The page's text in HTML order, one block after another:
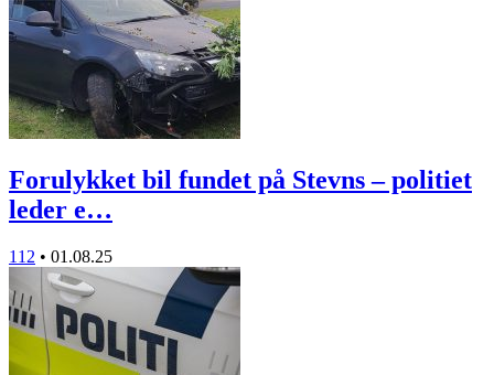
Forulykket bil fundet på Stevns – politiet
leder e…
112 • 01.08.25